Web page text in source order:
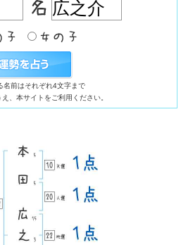
前はそれぞれ4文字まで
、本サイトをご利用ください。